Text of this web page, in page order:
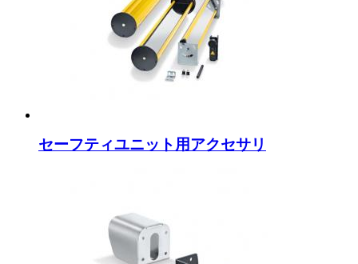
セーフティユニット用アクセサリ